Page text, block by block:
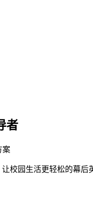
者
案
校园生活更轻松的幕后